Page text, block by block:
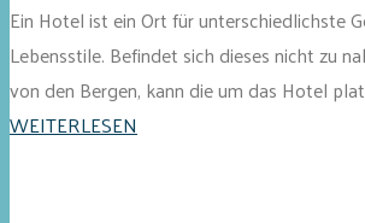
Ein Hotel ist ein Ort für unterschiedlichste
Lebensstile. Befindet sich dieses nicht zu
von den Bergen, kann die um das Hotel
WEITERLESEN